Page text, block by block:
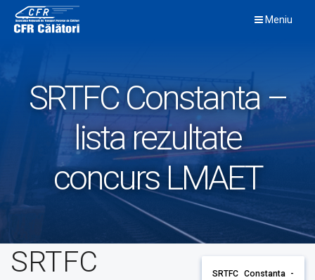
content
Meniu
SRTFC Constanta –
lista rezultate
concurs LMAET
SRTFC
SRTFC Constanta -